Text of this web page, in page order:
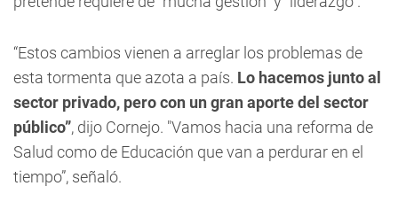
“Estos cambios vienen a arreglar los problemas de
esta tormenta que azota a país. Lo hacemos junto al
sector privado, pero con un gran aporte del sector
público”, dijo Cornejo. "Vamos hacia una reforma de
Salud como de Educación que van a perdurar en el
tiempo”, señaló.